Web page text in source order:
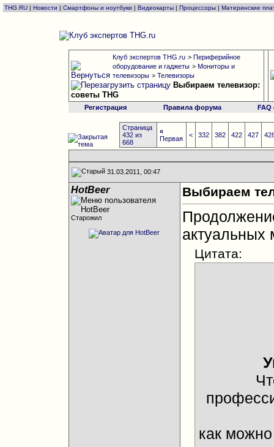
THG.RU | Новости | Смартфоны и ноутбуки | Видеокарты | Процессоры | Материнские
Клуб экспертов THG.ru > Периферийное
оборудование и гаджеты > Мониторы и
телевизоры > Телевизоры
Выбираем телевизор:
советы THG
Регистрация Правила форума
Страница
432 из
668
«
Первая
< 332 382 422 427
31.03.2011, 00:47
HotBeer
Старожил
Выбираем
актуальных
Цитата:
как